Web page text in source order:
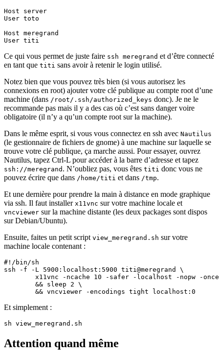
Host server
User toto
Host meregrand
Ce qui vous permet de juste faire ssh meregrand et d’être connecté
en tant que titi sans avoir à retenir le login utilisé.
Notez bien que vous pouvez très bien (si vous autorisez les
connexions en root) ajouter votre clé publique au compte root d’une
machine (dans /root/.ssh/authorized_keys donc). Je ne le
recommande pas mais il y a des cas où c’est sans danger voire
obligatoire (il n’y a qu’un compte root sur la machine).
Dans le même esprit, si vous vous connectez en ssh avec Nautilus
(le gestionnaire de fichiers de gnome) à une machine sur laquelle se
trouve votre clé publique, ça marche aussi. Pour essayer, ouvrez
Nautilus, tapez Ctrl-L pour accéder à la barre d’adresse et tapez
ssh://meregrand . N’oubliez pas, vous êtes titi donc vous ne
pouvez écrire que dans /home/titi et dans /tmp.
Et une dernière pour prendre la main à distance en mode graphique
via ssh. Il faut installer x11vnc sur votre machine locale et
vncviewer sur la machine distante (les deux packages sont dispos
sur Debian/Ubuntu).
Ensuite, faites un petit script view_meregrand.sh sur votre
machine locale contenant :
#!/bin/sh
ssh -f -L 5900:localhost:5900 titi@meregrand \
x11vnc -ncache 10 -safer -localhost -nopw -
        && sleep 2 \
Et simplement :
Attention quand même